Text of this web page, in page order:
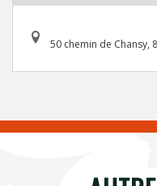
50 chemin de Chansy,